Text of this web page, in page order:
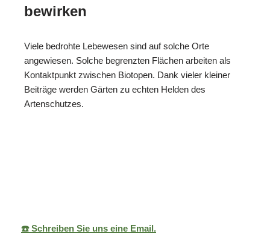
bewirken
Viele bedrohte Lebewesen sind auf solche Orte
angewiesen. Solche begrenzten Flächen arbeiten als
Kontaktpunkt zwischen Biotopen. Dank vieler kleiner
Beiträge werden Gärten zu echten Helden des
Artenschutzes.
☎️ Schreiben Sie uns eine Email.